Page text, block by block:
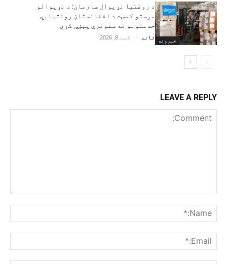
خبرونه
د روغتیا نړیوال سازمان: د نړیوالو
مرستو کمښت د افغانستان روغتیايي
خدمتونو ته ستونزې پېښې کړي
تاند - اګست 8, 2026
LEAVE A REPLY